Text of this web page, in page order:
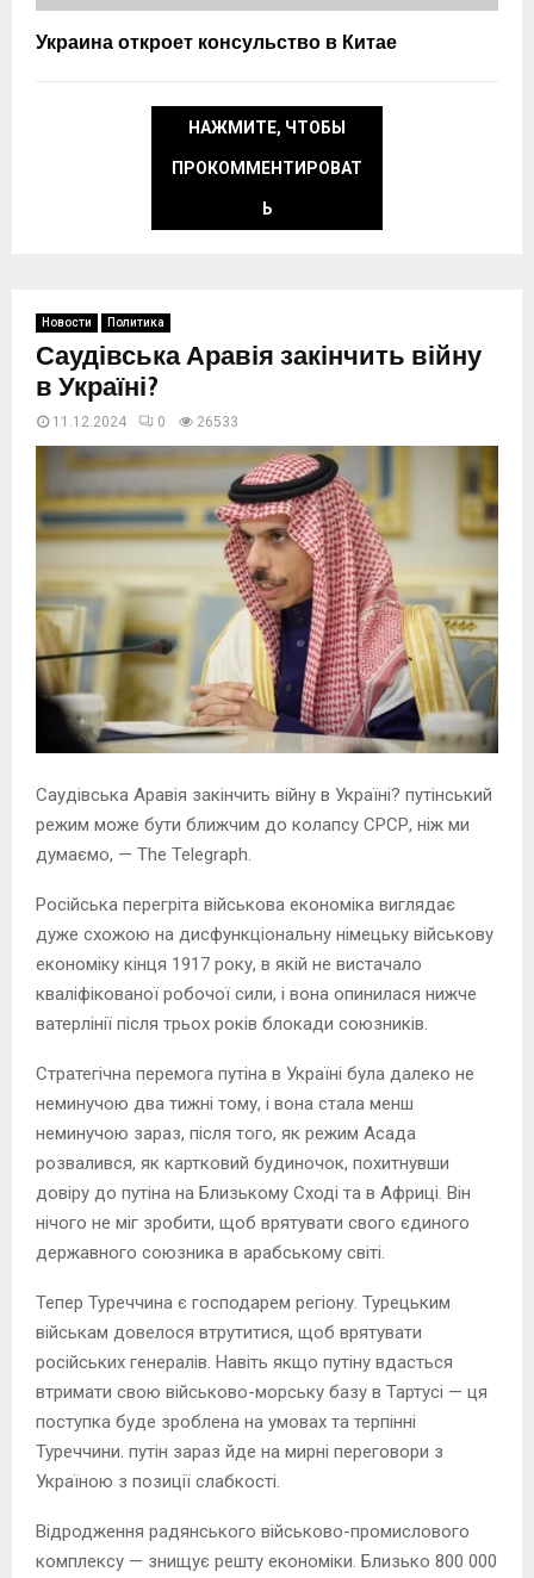
Украина откроет консульство в Китае
НАЖМИТЕ, ЧТОБЫ
ПРОКОММЕНТИРОВАТ
Ь
Новости Политика
Саудівська Аравія закінчить війну
в Україні?
11.12.2024 0 26533
Саудівська Аравія закінчить війну в Україні? путінський
режим може бути ближчим до колапсу СРСР, ніж ми
думаємо, — The Telegraph.
Російська перегріта військова економіка виглядає
дуже схожою на дисфункціональну німецьку військову
економіку кінця 1917 року, в якій не вистачало
кваліфікованої робочої сили, і вона опинилася нижче
ватерлінії після трьох років блокади союзників.
Стратегічна перемога путіна в Україні була далеко не
неминучою два тижні тому, і вона стала менш
неминучою зараз, після того, як режим Асада
розвалився, як картковий будиночок, похитнувши
довіру до путіна на Близькому Сході та в Африці. Він
нічого не міг зробити, щоб врятувати свого єдиного
державного союзника в арабському світі.
Тепер Туреччина є господарем регіону. Турецьким
військам довелося втрутитися, щоб врятувати
російських генералів. Навіть якщо путіну вдасться
втримати свою військово-морську базу в Тартусі — ця
поступка буде зроблена на умовах та терпінні
Туреччини. путін зараз йде на мирні переговори з
Україною з позиції слабкості.
Відродження радянського військово-промислового
комплексу — знищує решту економіки. Близько 800 000